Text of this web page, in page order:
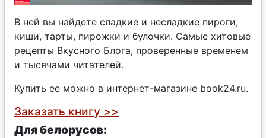
В ней вы найдете сладкие и несладкие пироги,
киши, тарты, пирожки и булочки. Самые хитовые
рецепты Вкусного Блога, проверенные временем
и тысячами читателей.
Купить ее можно в интернет-магазине book24.ru.
Заказать книгу >>
Для белорусов: